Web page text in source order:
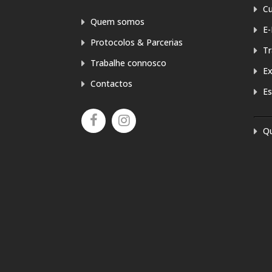
Quem somos
Protocolos & Parcerias
Trabalhe connosco
Contactos